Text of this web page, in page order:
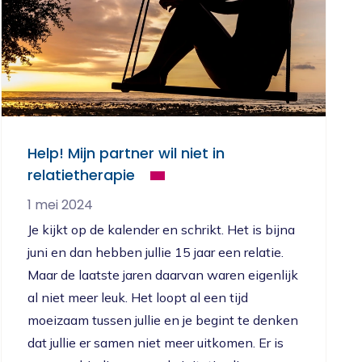
Help! Mijn partner wil niet in
relatietherapie
1 mei 2024
Je kijkt op de kalender en schrikt. Het is bijna
juni en dan hebben jullie 15 jaar een relatie.
Maar de laatste jaren daarvan waren eigenlijk
al niet meer leuk. Het loopt al een tijd
moeizaam tussen jullie en je begint te denken
dat jullie er samen niet meer uitkomen. Er is